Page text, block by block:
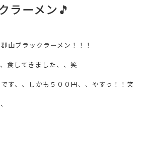
ラーメン🎵
山ブラックラーメン！！！
食してきました、、笑
す、、しかも５００円、、やすっ！！笑